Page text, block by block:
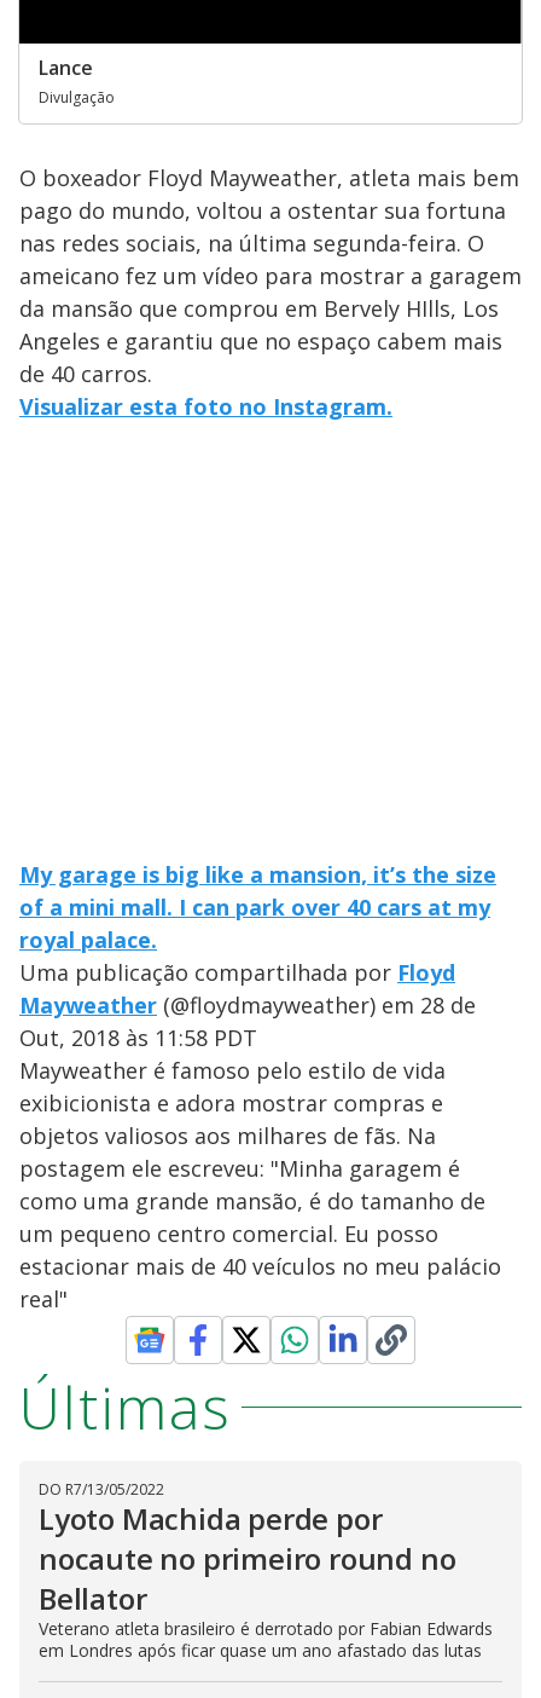
Lance
Divulgação
O boxeador Floyd Mayweather, atleta mais bem
pago do mundo, voltou a ostentar sua fortuna
nas redes sociais, na última segunda-feira. O
ameicano fez um vídeo para mostrar a garagem
da mansão que comprou em Bervely HIlls, Los
Angeles e garantiu que no espaço cabem mais
de 40 carros.
Visualizar esta foto no Instagram.
My garage is big like a mansion, it’s the size
of a mini mall. I can park over 40 cars at my
royal palace.
Uma publicação compartilhada por Floyd
Mayweather (@floydmayweather) em 28 de
Out, 2018 às 11:58 PDT
Mayweather é famoso pelo estilo de vida
exibicionista e adora mostrar compras e
objetos valiosos aos milhares de fãs. Na
postagem ele escreveu: "Minha garagem é
como uma grande mansão, é do tamanho de
um pequeno centro comercial. Eu posso
estacionar mais de 40 veículos no meu palácio
real"
Últimas
DO R7/13/05/2022
Lyoto Machida perde por
nocaute no primeiro round no
Bellator
Veterano atleta brasileiro é derrotado por Fabian Edwards
em Londres após ficar quase um ano afastado das lutas